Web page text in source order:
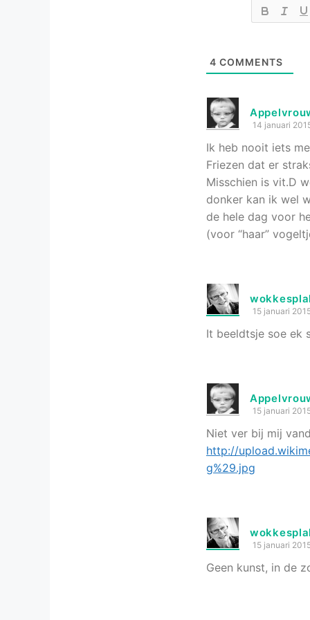
4 COMMENTS
14 januari
Ik heb nooit iets
Friezen dat er
Misschien is vit.D
donker kan ik wel
de hele dag voor
(voor “haar”
15 januari
It beeldtsje soe ek
15 januari
Niet ver bij mij
http://
g%29.jpg
15 januari
Geen kunst, in de